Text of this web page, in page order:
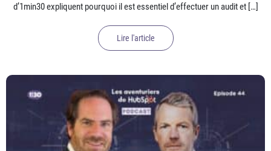
d’1min30 expliquent pourquoi il est essentiel d’effectuer un audit et […]
Lire l'article